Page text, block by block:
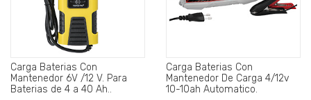
Carga Baterias Con
Mantenedor 6V /12 V. Para
Baterias de 4 a 40 Ah..
Carga Baterias Con
Mantenedor De Carga 4/12v
10-10ah Automatico.